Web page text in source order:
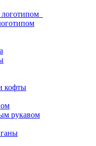
кофты
рукавом